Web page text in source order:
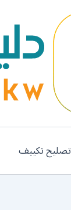
تصليح تكييف